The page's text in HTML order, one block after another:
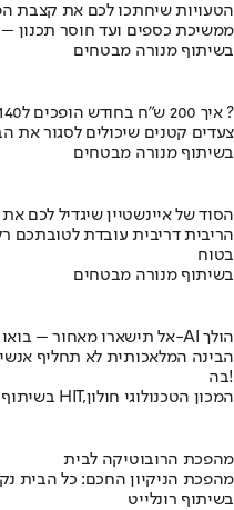
הטעויות שיחתכו לכם את קצבת
ממשיכת כספים ועד חוסר תכנון
בשיתוף מנורה מבטחים
איך 200 ש"ח בחודש הופכים ל140 אלף ?
צעדים קטנים שיכולים לסגור את
בשיתוף מנורה מבטחים
הסוד של איינשטיין שיגדיל לכם
הריבית דריבית עובדת לטובתכם
בטוח
בשיתוף מנורה מבטחים
אל תישארו מאחור – בואו לגלות לאן ה-AI הולך
הבינה המלאכותית לא תחליף
בה!
בשיתוף HIT,המכון הטכנולוגי חולון
מהפכת הרובוטיקה לבית
מהפכת הניקיון החכם: כל הבית
בשיתוף רונלייט